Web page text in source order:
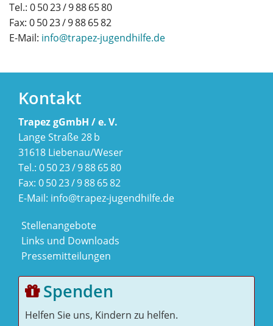
Tel.: 0 50 23 / 9 88 65 80
Fax: 0 50 23 / 9 88 65 82
E-Mail: info@trapez-jugendhilfe.de
Kontakt
Trapez gGmbH / e. V.
Lange Straße 28 b
31618 Liebenau/Weser
Tel.: 0 50 23 / 9 88 65 80
Fax: 0 50 23 / 9 88 65 82
E-Mail: info@trapez-jugendhilfe.de
Stellenangebote
Links und Downloads
Pressemitteilungen
Spenden
Helfen Sie uns, Kindern zu helfen.